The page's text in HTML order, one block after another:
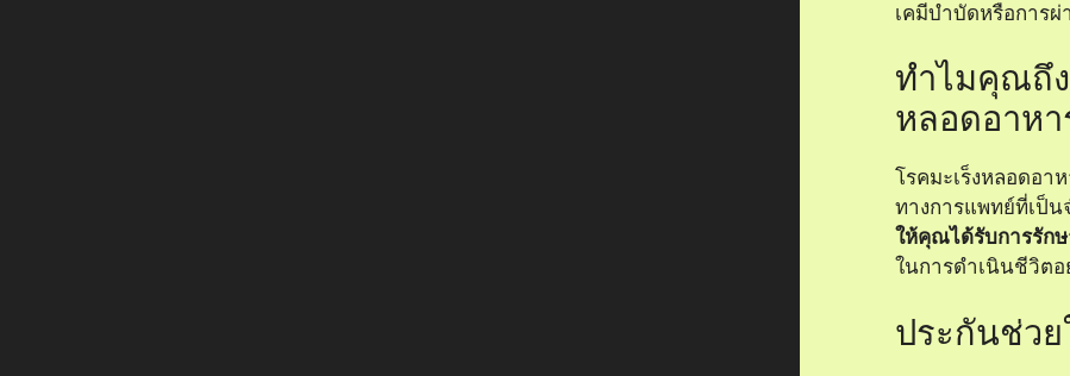
เคมีบำบัดหรือการผ่
ทำไมคุณถึง
หลอดอาหา
โรคมะเร็งหลอดอ
ทางการแพทย์ที่เป็
ให้คุณได้รับการรัก
ในการดำเนินชีวิตอ
ประกันช่ว